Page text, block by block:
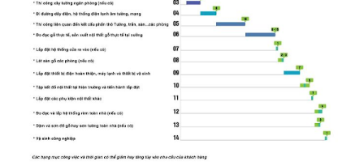
theo dõi thường được tạo trên Excel để tiện cho
việc quản trị, đo lường, thống kê và cập nhật, chỉnh
sửa.